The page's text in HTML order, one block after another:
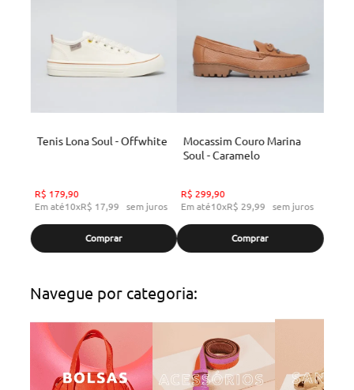
Tenis Lona Soul - Offwhite
R$ 179,90
Em até10xR$ 17,99 sem juros
Comprar
Mocassim Couro Marina
Soul - Caramelo
R$ 299,90
Em até10xR$ 29,99 sem juros
Comprar
Navegue por categoria: